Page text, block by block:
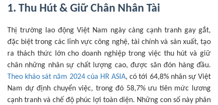
1. Thu Hút & Giữ Chân Nhân Tài
Thị trường lao động Việt Nam ngày càng cạnh tranh gay gắt,
đặc biệt trong các lĩnh vực công nghệ, tài chính và sản xuất, tạo
ra thách thức lớn cho doanh nghiệp trong việc thu hút và giữ
chân những nhân sự chất lượng cao, được săn đón hàng đầu.
Theo khảo sát năm 2024 của HR ASIA, có tới 64,8% nhân sự Việt
Nam dự định chuyển việc, trong đó 58,7% ưu tiên mức lương
cạnh tranh và chế độ phúc lợi toàn diện. Những con số này phản